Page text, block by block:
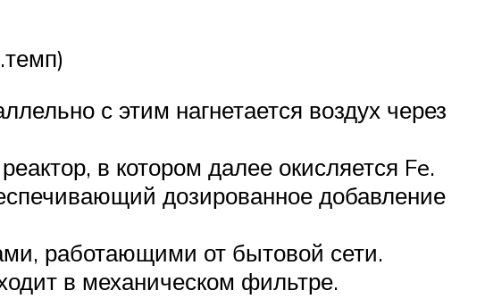
с этим нагнетается воздух через
в котором далее окисляется Fe.
дозированное добавление
работающими от бытовой сети.
в механическом фильтре.